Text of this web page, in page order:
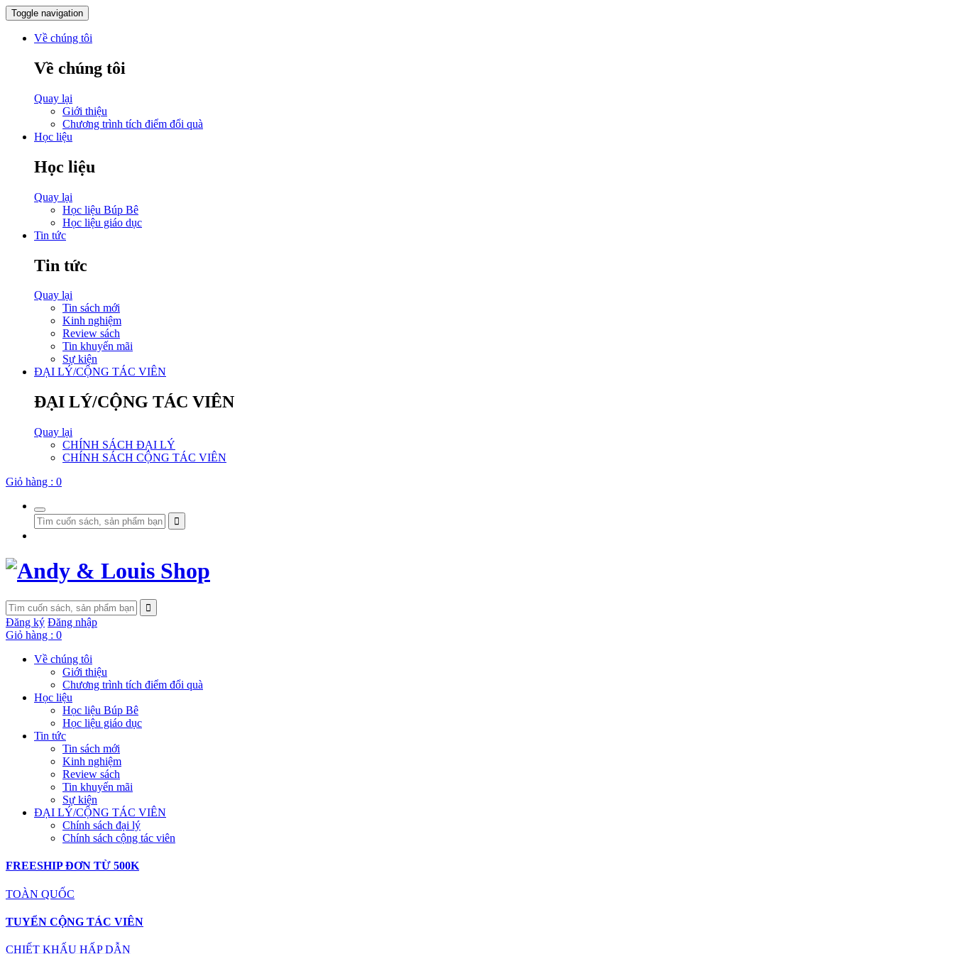
Toggle navigation
Về chúng tôi
Về chúng tôi
Quay lại
Giới thiệu
Chương trình tích điểm đổi quà
Học liệu
Học liệu
Quay lại
Học liệu Búp Bê
Học liệu giáo dục
Tin tức
Tin tức
Quay lại
Tin sách mới
Kinh nghiệm
Review sách
Tin khuyến mãi
Sự kiện
ĐẠI LÝ/CỘNG TÁC VIÊN
ĐẠI LÝ/CỘNG TÁC VIÊN
Quay lại
CHÍNH SÁCH ĐẠI LÝ
CHÍNH SÁCH CỘNG TÁC VIÊN
Giỏ hàng : 0
Đăng ký Đăng nhập
Giỏ hàng : 0
Về chúng tôi
Giới thiệu
Chương trình tích điểm đổi quà
Học liệu
Học liệu Búp Bê
Học liệu giáo dục
Tin tức
Tin sách mới
Kinh nghiệm
Review sách
Tin khuyến mãi
Sự kiện
ĐẠI LÝ/CỘNG TÁC VIÊN
Chính sách đại lý
Chính sách cộng tác viên
FREESHIP ĐƠN TỪ 500K
TOÀN QUỐC
TUYỂN CỘNG TÁC VIÊN
CHIẾT KHẤU HẤP DẪN